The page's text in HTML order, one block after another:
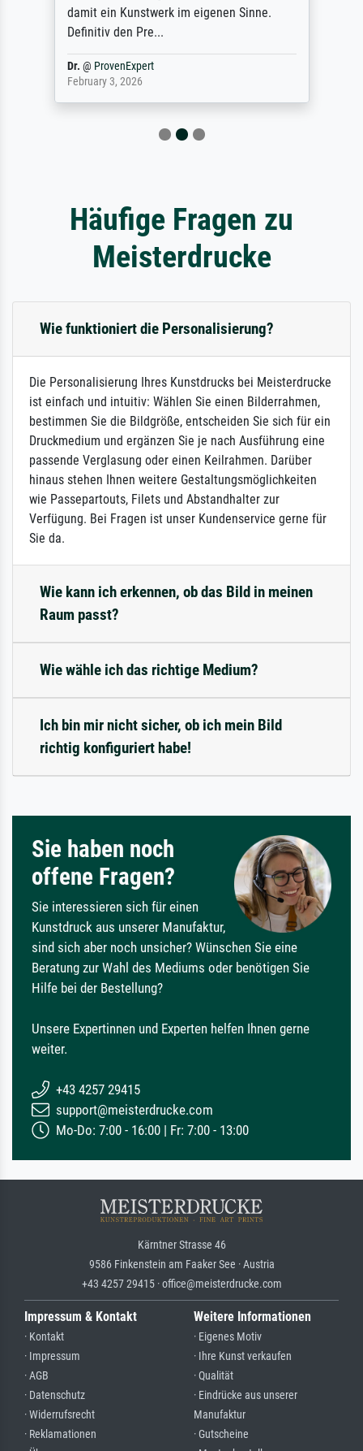
damit ein Kunstwerk im eigenen Sinne.
Definitiv den Pre...
Dr. @ ProvenExpert
February 3, 2026
Häufige Fragen zu
Meisterdrucke
Wie funktioniert die Personalisierung?
Die Personalisierung Ihres Kunstdrucks bei Meisterdrucke
ist einfach und intuitiv: Wählen Sie einen Bilderrahmen,
bestimmen Sie die Bildgröße, entscheiden Sie sich für ein
Druckmedium und ergänzen Sie je nach Ausführung eine
passende Verglasung oder einen Keilrahmen. Darüber
hinaus stehen Ihnen weitere Gestaltungsmöglichkeiten
wie Passepartouts, Filets und Abstandhalter zur
Verfügung. Bei Fragen ist unser Kundenservice gerne für
Sie da.
Wie kann ich erkennen, ob das Bild in meinen
Raum passt?
Wie wähle ich das richtige Medium?
Ich bin mir nicht sicher, ob ich mein Bild
richtig konfiguriert habe!
Sie haben noch
offene Fragen?
Sie interessieren sich für einen
Kunstdruck aus unserer Manufaktur,
sind sich aber noch unsicher? Wünschen Sie eine
Beratung zur Wahl des Mediums oder benötigen Sie
Hilfe bei der Bestellung?
Unsere Expertinnen und Experten helfen Ihnen gerne
weiter.
+43 4257 29415
support@meisterdrucke.com
Mo-Do: 7:00 - 16:00 | Fr: 7:00 - 13:00
Kärntner Strasse 46
9586 Finkenstein am Faaker See · Austria
+43 4257 29415 · office@meisterdrucke.com
Impressum & Kontakt
· Kontakt
· Impressum
· AGB
· Datenschutz
· Widerrufsrecht
· Reklamationen
Weitere Informationen
· Eigenes Motiv
· Ihre Kunst verkaufen
· Qualität
· Eindrücke aus unserer
Manufaktur
· Gutscheine